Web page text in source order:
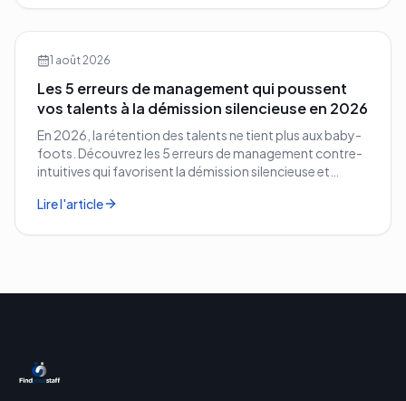
1 août 2026
Les 5 erreurs de management qui poussent
vos talents à la démission silencieuse en 2026
En 2026, la rétention des talents ne tient plus aux baby-
foots. Découvrez les 5 erreurs de management contre-
intuitives qui favorisent la démission silencieuse et
Lire l'article